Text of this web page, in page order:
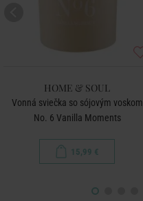
HOME & SOUL
Vonná sviečka so sójovým voskom
No. 6 Vanilla Moments
15,99 €